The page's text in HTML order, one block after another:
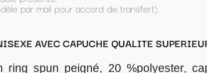
SUPERIEURE
capuche doublée avec